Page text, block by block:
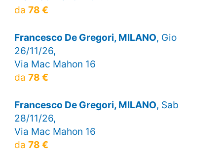
da 78 €
Francesco De Gregori, MILANO, Gio
26/11/26,
Via Mac Mahon 16
da 78 €
Francesco De Gregori, MILANO, Sab
28/11/26,
Via Mac Mahon 16
da 78 €